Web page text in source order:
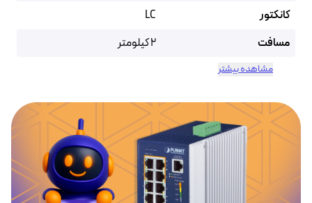
کانکتور
LC
مسافت
2 کیلومتر
مشاهده بیشتر